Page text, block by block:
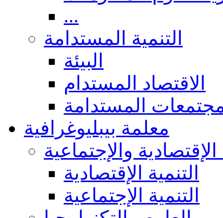
...
التنمية المستدامة
البيئة
الاقتصاد المستدام
المستدامة
معلمة بيبليوغرافية
الإقتصادية والإجتماعية
التنمية الإقتصادية
التنمية الإجتماعية